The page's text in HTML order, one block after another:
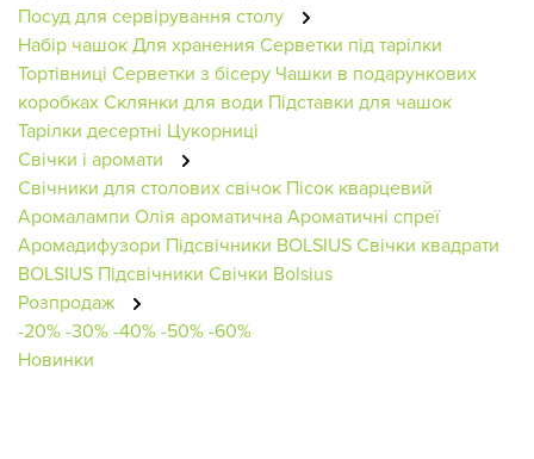
Посуд для сервірування столу
Набір чашокДля хранения Серветки під тарілки
Тортівниці Серветки з бісеру Чашки в подарункових
коробкахСклянки для води Підставки для чашок
Тарілки десертні Цукорниці
Свічки і аромати
Свічники для столових свічок Пісок кварцевий
Аромалампи Олія ароматичнаАроматичні спреї
Аромадифузори Підсвічники BOLSIUSСвічки квадрати
BOLSIUS Підсвічники Свічки Bolsius
Розпродаж
-20%-30%-40%-50%-60%
Новинки